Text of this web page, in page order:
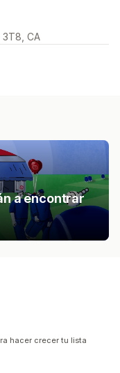
3T8, CA
a encontrar
hacer crecer tu lista